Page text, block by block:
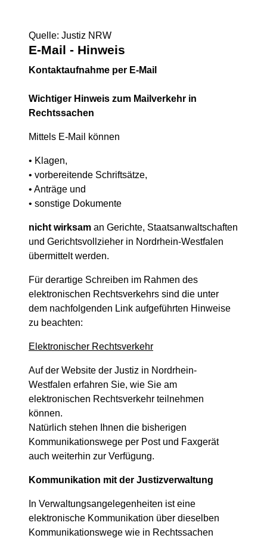
Quelle: Justiz NRW
E-Mail - Hinweis
Kontaktaufnahme per E-Mail
Wichtiger Hinweis zum Mailverkehr in
Rechtssachen
Mittels E-Mail können
• Klagen,
• vorbereitende Schriftsätze,
• Anträge und
• sonstige Dokumente
nicht wirksam an Gerichte, Staatsanwaltschaften
und Gerichtsvollzieher in Nordrhein-Westfalen
übermittelt werden.
Für derartige Schreiben im Rahmen des
elektronischen Rechtsverkehrs sind die unter
dem nachfolgenden Link aufgeführten Hinweise
zu beachten:
Elektronischer Rechtsverkehr
Auf der Website der Justiz in Nordrhein-
Westfalen erfahren Sie, wie Sie am
elektronischen Rechtsverkehr teilnehmen
können.
Natürlich stehen Ihnen die bisherigen
Kommunikationswege per Post und Faxgerät
auch weiterhin zur Verfügung.
Kommunikation mit der Justizverwaltung
In Verwaltungsangelegenheiten ist eine
elektronische Kommunikation über dieselben
Kommunikationswege wie in Rechtssachen